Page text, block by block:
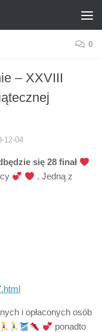
0
– XXVIII
12-04
się 28 finał
. Jedną z
i opłaconych osób
ponadto